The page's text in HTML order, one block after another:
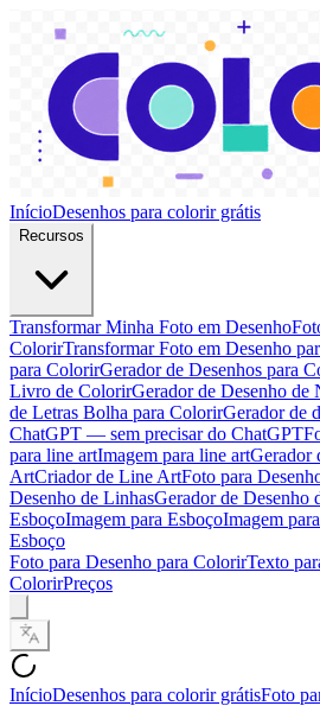
InícioDesenhos para colorir grátis
Recursos
Transformar Minha Foto em Desenho
ColorirTransformar Foto em Desenho
para ColorirGerador de Desenhos para
Livro de ColorirGerador de Desenho de
de Letras Bolha para ColorirGerador de
ChatGPT — sem precisar do ChatGPT
para line artImagem para line artGerador
ArtCriador de Line ArtFoto para
Desenho de LinhasGerador de Desenho
EsboçoImagem para EsboçoImagem
Esboço
Foto para Desenho para ColorirTexto
ColorirPreços
InícioDesenhos para colorir grátisFoto